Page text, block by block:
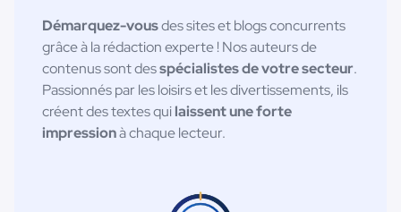
Démarquez-vousdes sites et blogs concurrents
grâce à la rédaction experte ! Nos auteurs de
contenus sont desspécialistes de votre secteur.
Passionnés par les loisirs et les divertissements, ils
créent des textes quilaissent une forte
impressionà chaque lecteur.